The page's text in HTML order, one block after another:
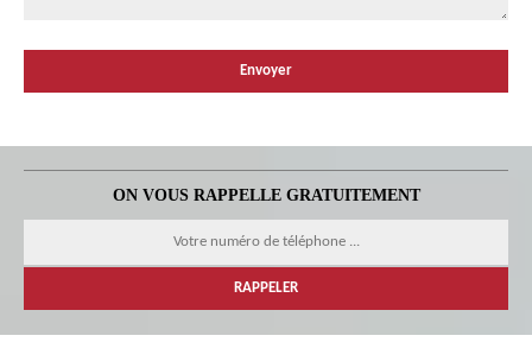
ON VOUS RAPPELLE GRATUITEMENT